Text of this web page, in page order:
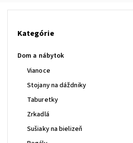
Kategórie
Dom a nábytok
Vianoce
Stojany na dáždniky
Taburetky
Zrkadlá
Sušiaky na bielizeň